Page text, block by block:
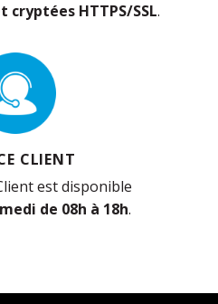
cryptées HTTPS/SSL.
CLIENT
est disponible
de 08h à 18h.